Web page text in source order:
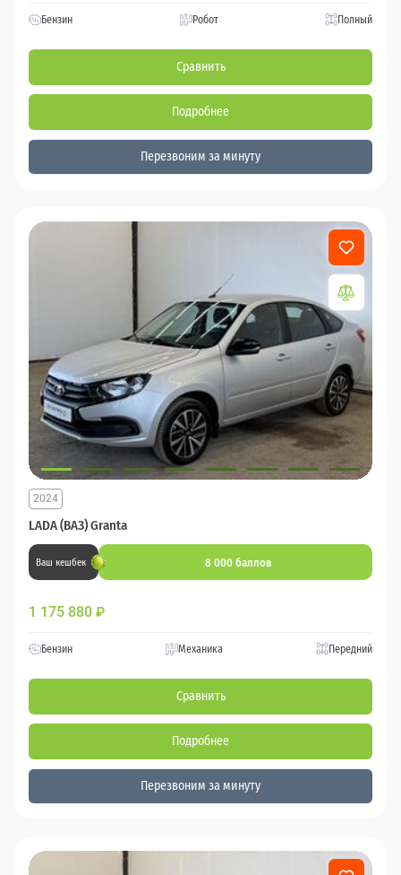
Бензин Робот Полный
Сравнить
Подробнее
Перезвоним за минуту
LADA (ВАЗ) Granta
2024
Ваш кешбек 8 000 баллов
1 175 880 ₽
Бензин Механика Передний
Сравнить
Подробнее
Перезвоним за минуту